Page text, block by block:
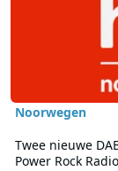
Noorwegen
Twee nieuwe
Power Rock Radio